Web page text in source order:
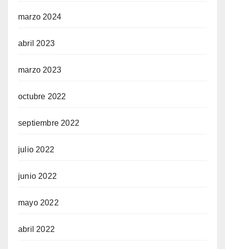
marzo 2024
abril 2023
marzo 2023
octubre 2022
septiembre 2022
julio 2022
junio 2022
mayo 2022
abril 2022